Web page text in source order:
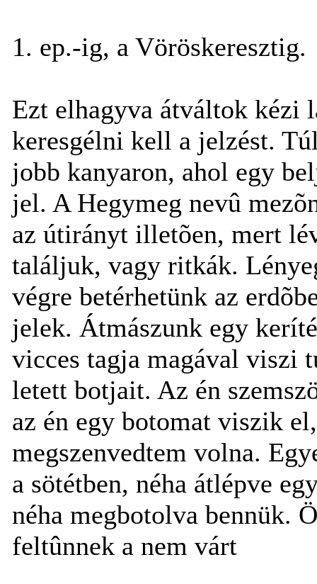
1. ep.-ig, a Vöröskeresztig.
Ezt elhagyva átváltok kézi
keresgélni kell a jelzést.
jobb kanyaron, ahol egy
jel. A Hegymeg nevû
az útirányt illetõen, mert
találjuk, vagy ritkák.
végre betérhetünk az
jelek. Átmászunk egy
vicces tagja magával viszi
letett botjait. Az én
az én egy botomat viszik
megszenvedtem volna.
a sötétben, néha átlépve
néha megbotolva bennük.
feltûnnek a nem várt